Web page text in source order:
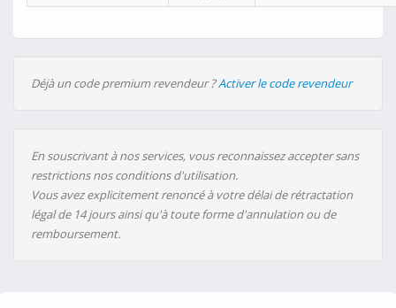
Déjà un code premium revendeur ?Activer le code revendeur
En souscrivant à nos services, vous reconnaissez accepter sans
restrictions nos conditions d'utilisation.
Vous avez explicitement renoncé à votre délai de rétractation
légal de 14 jours ainsi qu'à toute forme d'annulation ou de
remboursement.